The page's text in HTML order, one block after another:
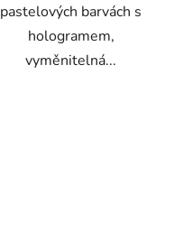
pastelových barvách s
hologramem,
vyměnitelná...